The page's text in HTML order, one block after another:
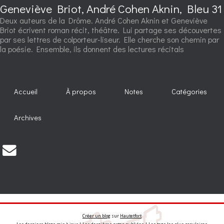
Geneviève Briot, André Cohen Aknin, Bleu 31
Deux auteurs de la Drôme. André Cohen Aknin et Geneviève
Briot écrivent roman récit, théâtre. Lui partage ses découvertes
par ses lettres de colporteur-liseur. Elle cherche son chemin par
la poésie. Ensemble, ils donnent des lectures récitals
Accueil À propos Notes Catégories
Archives
Créer un blog sur Hautetfort